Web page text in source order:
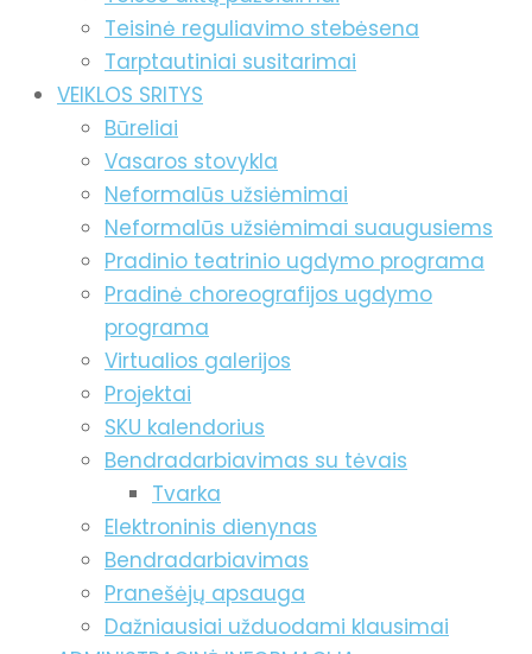
Teisinė reguliavimo stebėsena
Tarptautiniai susitarimai
VEIKLOS SRITYS
Būreliai
Vasaros stovykla
Neformalūs užsiėmimai
Neformalūs užsiėmimai suaugusiems
Pradinio teatrinio ugdymo programa
Pradinė choreografijos ugdymo
programa
Virtualios galerijos
Projektai
SKU kalendorius
Bendradarbiavimas su tėvais
Tvarka
Elektroninis dienynas
Bendradarbiavimas
Pranešėjų apsauga
Dažniausiai užduodami klausimai